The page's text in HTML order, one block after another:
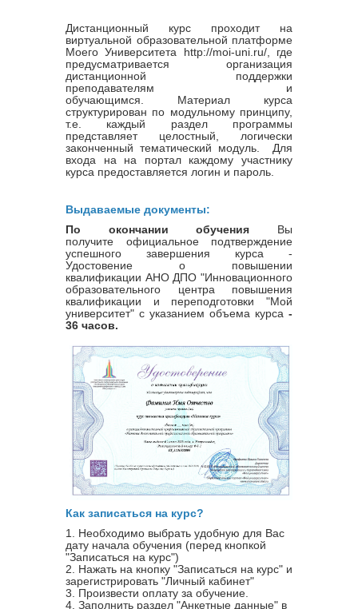
Дистанционный курс проходит на
виртуальной образовательной платформе
Моего Университета http://moi-uni.ru/, где
предусматривается организация
дистанционной поддержки
преподавателям и
обучающимся. Материал курса
структурирован по модульному принципу,
т.е. каждый раздел программы
представляет целостный, логически
законченный тематический модуль. Для
входа на на портал каждому участнику
курса предоставляется логин и пароль.
Выдаваемые документы:
По окончании обучения Вы
получите официальное подтверждение
успешного завершения курса -
Удостовение о повышении
квалификации АНО ДПО "Инновационного
образовательного центра повышения
квалификации и переподготовки "Мой
университет" с указанием объема курса -
36 часов.
Как записаться на курс?
1. Необходимо выбрать удобную для Вас
дату начала обучения (перед кнопкой
"Записаться на курс")
2. Нажать на кнопку "Записаться на курс" и
зарегистрировать "Личный кабинет"
3. Произвести оплату за обучение.
4. Заполнить раздел "Анкетные данные" в